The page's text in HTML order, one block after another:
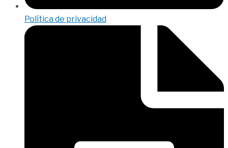
Política de privacidad